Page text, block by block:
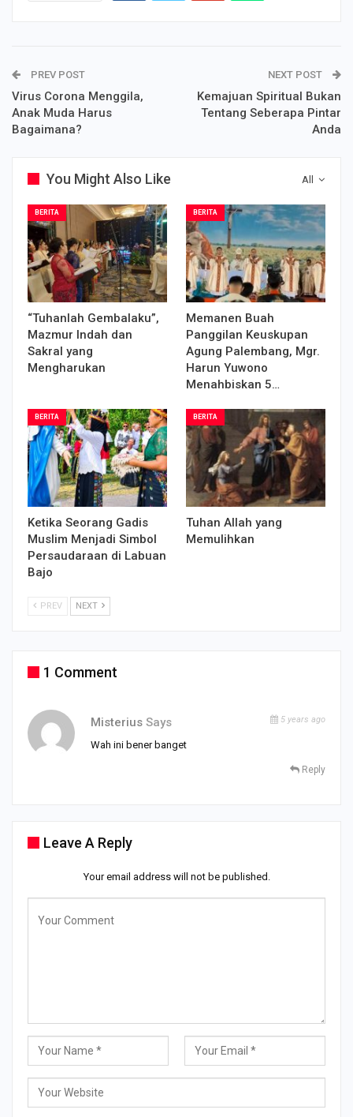
PREV POST
Virus Corona Menggila,
Anak Muda Harus
Bagaimana?
NEXT POST
Kemajuan Spiritual Bukan
Tentang Seberapa Pintar
Anda
All
You Might Also Like
BERITA
“Tuhanlah Gembalaku”,
Mazmur Indah dan
Sakral yang
Mengharukan
BERITA
Memanen Buah
Panggilan Keuskupan
Agung Palembang, Mgr.
Harun Yuwono
Menahbiskan 5…
BERITA
Ketika Seorang Gadis
Muslim Menjadi Simbol
Persaudaraan di Labuan
Bajo
BERITA
Tuhan Allah yang
Memulihkan
PREV NEXT
1 Comment
Misterius Says 5 years ago
Wah ini bener banget
Reply
Leave A Reply
Your email address will not be published.